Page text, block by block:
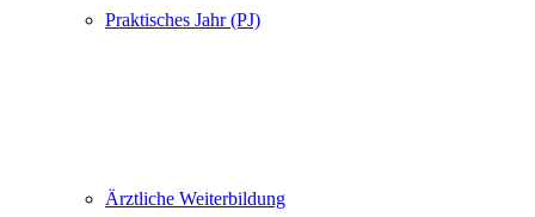
Praktisches Jahr (PJ)
Ärztliche Weiterbildung